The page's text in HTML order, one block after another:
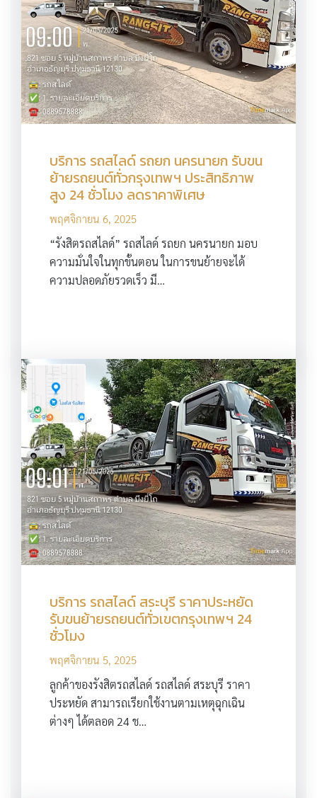
บริการ รถสไลด์ รถยก นครนายก รับขน
ย้ายรถยนต์ทั่วกรุงเทพฯ ประสิทธิภาพ
สูง 24 ชั่วโมง ลดราคาพิเศษ
พฤศจิกายน 6, 2025
“รังสิตรถสไลด์” รถสไลด์ รถยก นครนายก มอบ
ความมั่นใจในทุกขั้นตอน ในการขนย้ายจะได้
ความปลอดภัยรวดเร็ว มี…
บริการ รถสไลด์ สระบุรี ราคาประหยัด
รับขนย้ายรถยนต์ทั่วเขตกรุงเทพฯ 24
ชั่วโมง
พฤศจิกายน 5, 2025
ลูกค้าของรังสิตรถสไลด์ รถสไลด์ สระบุรี ราคา
ประหยัด สามารถเรียกใช้งานตามเหตุฉุกเฉิน
ต่างๆ ได้ตลอด 24 ช…